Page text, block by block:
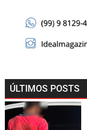
ÚLTIMOS POSTS